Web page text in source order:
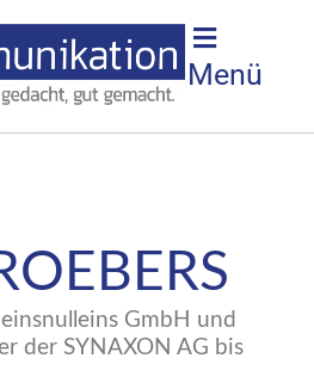
Menü
GmbH und
der SYNAXON AG bis